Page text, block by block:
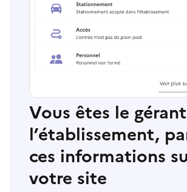
Vous êtes le
l’établissement,
ces informations
votre site